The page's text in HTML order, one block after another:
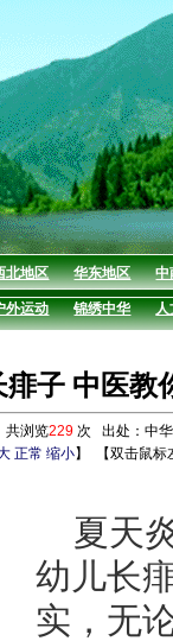
北地区 华东地区 中
外运动 锦绣中华
人
子 中医教
共浏览229 次 出处：中
正常 缩小】 【双击鼠
夏天
幼儿长
实，无